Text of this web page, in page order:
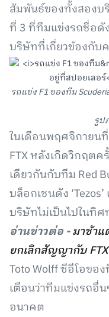
สัมพันธ์ของทั้งสองบ
ที่ 3 ที่ทีมแข่งรถชื่อดั
บริษัทที่เกี่ยวข้องกับ
รถแข่ง F1 ของทีม
รูป
ในเดือนพฤศจิกายน
FTX หลังเกิดวิกฤต
เดียวกันกับทีม Red
บล็อกเชนดัง
บริษัทไม่เป็นไปในทิศ
อ่านข่าวต่อ -มาช้าแ
ยกเลิกสัญญากับ
Toto Wolff ซีอีโอขอ
เตือนว่าทีมแข่งรถอื่
อนาคต